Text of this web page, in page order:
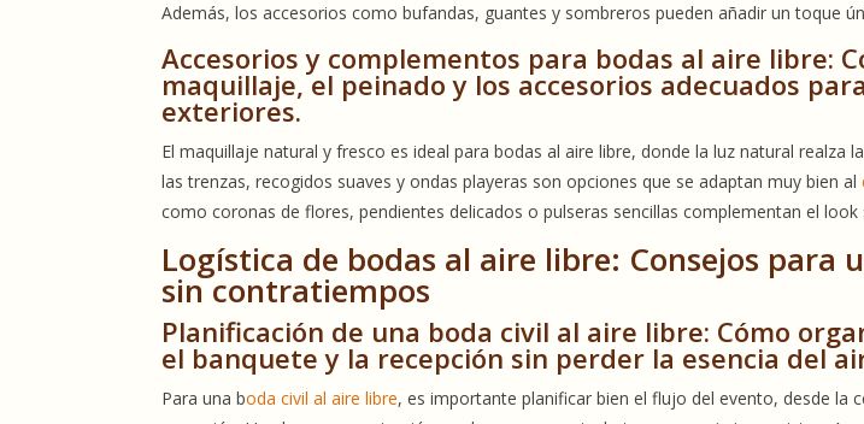
Además, los accesorios como bufandas, guantes y sombreros pueden añadir un toque
Accesorios y complementos para bodas al aire libre:
maquillaje, el peinado y los accesorios adecuados
exteriores.
El maquillaje natural y fresco es ideal para bodas al aire libre, donde la luz natural realza
las trenzas, recogidos suaves y ondas playeras son opciones que se adaptan muy bien al
como coronas de flores, pendientes delicados o pulseras sencillas complementan el look
Logística de bodas al aire libre: Consejos para
sin contratiempos
Planificación de una boda civil al aire libre: Cómo
el banquete y la recepción sin perder la esencia del
Para una boda civil al aire libre, es importante planificar bien el flujo del evento, desde la